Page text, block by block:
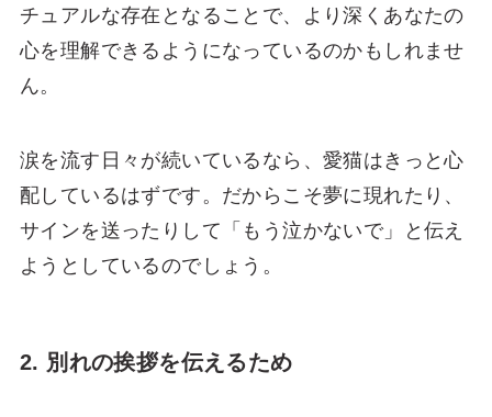
チュアルな存在となることで、より深くあなたの
心を理解できるようになっているのかもしれませ
ん。
涙を流す日々が続いているなら、愛猫はきっと心
配しているはずです。だからこそ夢に現れたり、
サインを送ったりして「もう泣かないで」と伝え
ようとしているのでしょう。
2. 別れの挨拶を伝えるため